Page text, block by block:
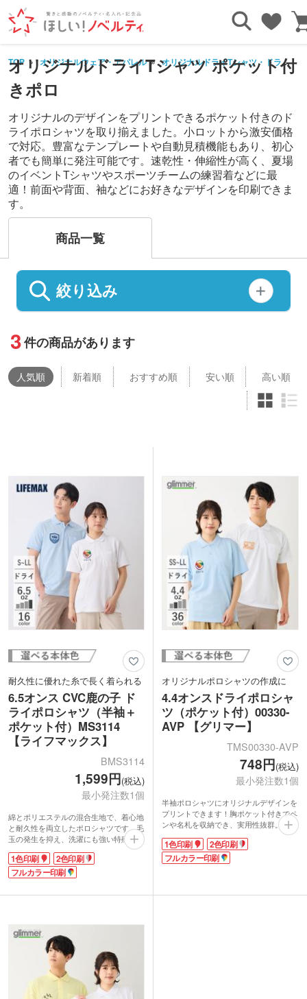
TOP オリジナルウェア・アパレル オリジナルドライTシャツ・ドライウェア(半袖・長袖)
オリジナルドライTシャツ ポケット付
きポロ
オリジナルのデザインをプリントできるポケット付きのド
ライポロシャツを取り揃えました。小ロットから激安価格
で対応。豊富なテンプレートや自動見積機能もあり、初心
者でも簡単に発注可能です。速乾性・伸縮性が高く、夏場
のイベントTシャツやスポーツチームの練習着などに最
適！前面や背面、袖などにお好きなデザインを印刷できま
す。
商品一覧
絞り込み
3件の商品があります
人気順 新着順 おすすめ順 安い順 高い順
耐久性に優れた糸で長く着られる
6.5オンス CVC鹿の子 ド
ライポロシャツ（半袖＋
ポケット付）MS3114
【ライフマックス】
BMS3114
1,599円(税込)
最小発注数1個
綿とポリエステルの混合生地で、着心地
と耐久性を両立したポロシャツです。毛
玉の発生を抑え、洗濯にも強い特殊な
「VORTEX（ボルテックス）」糸を採用
しています。鹿の子編みで通気性がよ
く、暑い季節でも快適な着心地を実現。
した印象です。デザインのアクセントに
1色からフルカラーでロゴや企業名のプ
リントが可能です。ビジネスシーンにも
馴染むので、企業展示会や地域イベント
のスタッフウェアなどにいかがでしょう
1色印刷
2色印刷
フルカラー印刷
オリジナルポロシャツの作成に
4.4オンスドライポロシャ
ツ（ポケット付）00330-
AVP 【グリマー】
TMS00330-AVP
748円(税込)
最小発注数1個
半袖ポロシャツにオリジナルデザインを
プリントできます！胸ポケット付きでペ
ンや名札を収納でき、実用性抜群。吸汗
性・速乾性に優れた薄手のメッシュ生地
で、サラッとした快適な着心地です。さ
らに屋外の活動にも嬉しいUVカット機
1色印刷
2色印刷
フルカラー印刷